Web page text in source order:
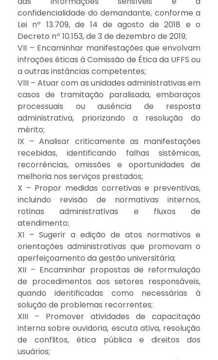
confidencialidade do demandante, conforme a
Lei nº 13.709, de 14 de agosto de 2018 e o
Decreto nº 10.153, de 3 de dezembro de 2019;
VII – Encaminhar manifestações que envolvam
infrações éticas à Comissão de Ética da UFFS ou
a outras instâncias competentes;
VIII – Atuar com as unidades administrativas em
casos de tramitação paralisada, embaraços
processuais ou ausência de resposta
administrativa, priorizando a resolução do
mérito;
IX – Analisar criticamente as manifestações
recebidas, identificando falhas sistêmicas,
recorrências, omissões e oportunidades de
melhoria nos serviços prestados;
X – Propor medidas corretivas e preventivas,
incluindo revisão de normativas internos,
rotinas administrativas e fluxos de
atendimento;
XI – Sugerir a edição de atos normativos e
orientações administrativas que promovam o
aperfeiçoamento da gestão universitária;
XII – Encaminhar propostas de reformulação
de procedimentos aos setores responsáveis,
quando identificadas como necessárias à
solução de problemas recorrentes;
XIII – Promover atividades de capacitação
interna sobre ouvidoria, escuta ativa, resolução
de conflitos, ética pública e direitos dos
usuários;